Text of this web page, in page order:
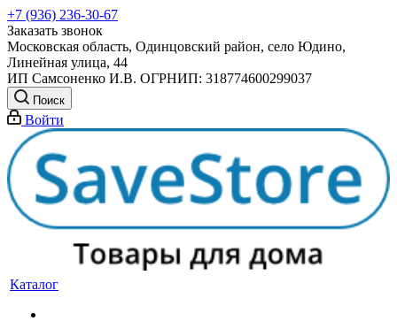
+7 (936) 236-30-67
Заказать звонок
Московская область, Одинцовский район, село Юдино,
Линейная улица, 44
ИП Самсоненко И.В. ОГРНИП: 318774600299037
Поиск
Войти
Каталог